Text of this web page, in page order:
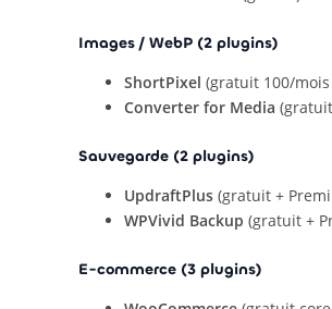
Images / WebP (2 plugins)
ShortPixel (gratuit 100/
Converter for Media
Sauvegarde (2 plugins)
UpdraftPlus (gratuit +
WPVivid Backup (gratuit +
E-commerce (3 plugins)